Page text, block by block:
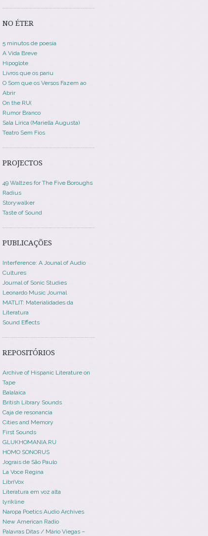
NO ÉTER
5 minutos de poesia
A Vida Breve
Hipoglote
Livros que os pariu
O Som que os Versos Fazem ao
Abrir
On the RU(
Rumor Branco
Sala Lírica (Mariella Augusta)
Teatro Sem Fios
PROJECTOS
49 Waltzes for The Five Boroughs
Radius
Storywalker
Taste of Sound
PUBLICAÇÕES
Interference: A Jounal of Audio
Cultures
Journal of Sonic Studies
Leonardo Music Journal
MATLIT: Materialidades da
Literatura
Sound Effects
REPOSITÓRIOS
Archive of Hispanic Literature on
Tape
Balalaica
British Library Sounds
Caja de resonancia
Cities and Memory
First Sounds
GLUKHOMANIA.RU
HOMO SONORUS
Jograis de São Paulo
La Voce Regina
LibriVox
Literatura em voz alta
lyrikline
Naropa Poetics Audio Archives
New American Radio
Palavras Ditas / Mário Viegas –